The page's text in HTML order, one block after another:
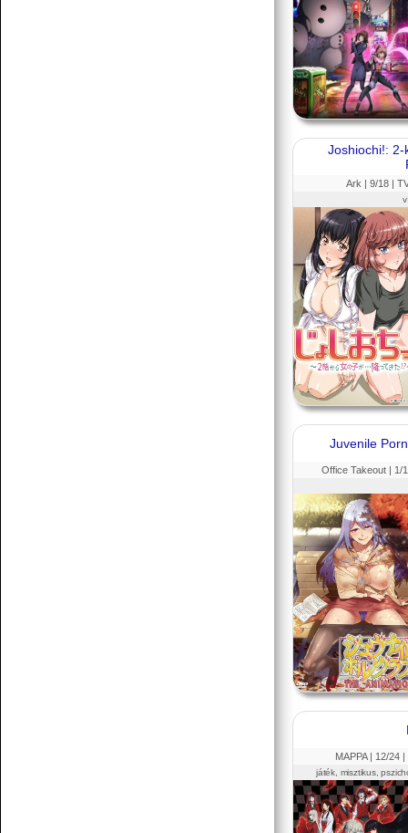
Joshiochi!:
Ark | 9/18 |
Juvenile
Office Takeout | 1/
MAPPA | 12/24 |
játék, misztikus,